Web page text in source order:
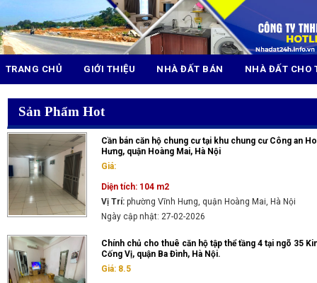
TRANG CHỦ GIỚI THIỆU NHÀ ĐẤT BÁN NHÀ ĐẤT CHO
Sản Phẩm Hot
Cần bán căn hộ chung cư tại khu chung cư Công an
Hưng, quận Hoàng Mai, Hà Nội
Giá:
Diện tích: 104 m2
Vị Trí: phường Vĩnh Hưng, quận Hoàng Mai, Hà Nội
Ngày cập nhật: 27-02-2026
Chính chủ cho thuê căn hộ tập thể tầng 4 tại ngõ 35
Cống Vị, quận Ba Đình, Hà Nội.
Giá: 8.5